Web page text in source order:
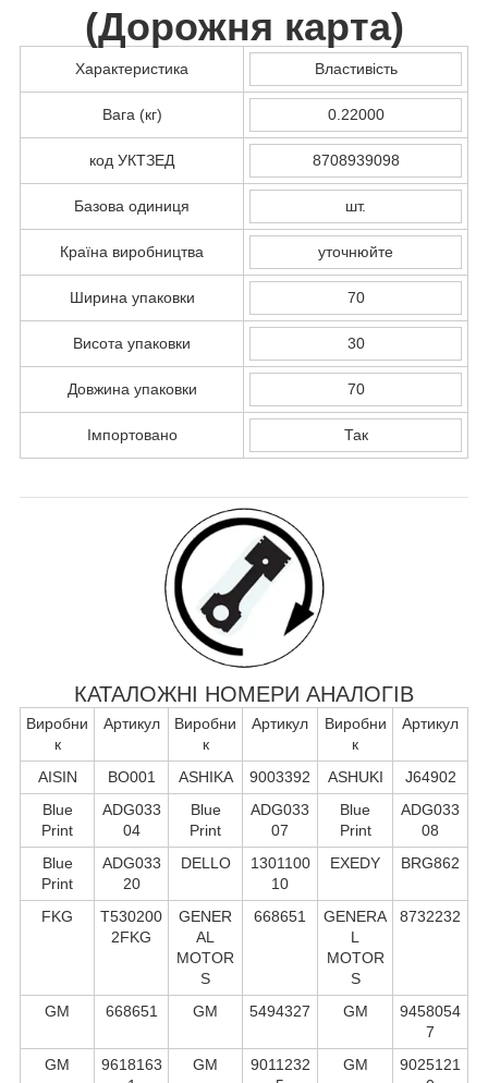
(Дорожня карта)
Характеристика Властивість
Вага (кг) 0.22000
код УКТЗЕД 8708939098
Базова одиниця шт.
Країна виробництва уточнюйте
Ширина упаковки 70
Висота упаковки 30
Довжина упаковки 70
Імпортовано Так
КАТАЛОЖНІ НОМЕРИ АНАЛОГІВ
Виробни
к
Артикул
Виробни
к
Артикул
Виробни
к
Артикул
AISIN BO001 ASHIKA 9003392 ASHUKI
J64902
Blue
Print
ADG033
04
Blue
Print
ADG033
07
Blue
Print
ADG033
08
Blue
Print
ADG033
20
DELLO
1301100
10
EXEDY BRG862
FKG
T530200
2FKG
GENER
AL
MOTOR
S
668651
GENERA
L
MOTOR
S
8732232
GM 668651 GM 5494327 GM
9458054
7
GM
9618163
GM
9011232
GM
9025121